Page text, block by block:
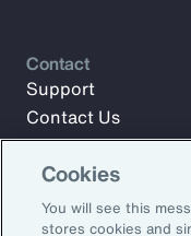
artikelen, rapporten
Contact
Support
Contact Us
Cookies
You will see this
stores cookies and